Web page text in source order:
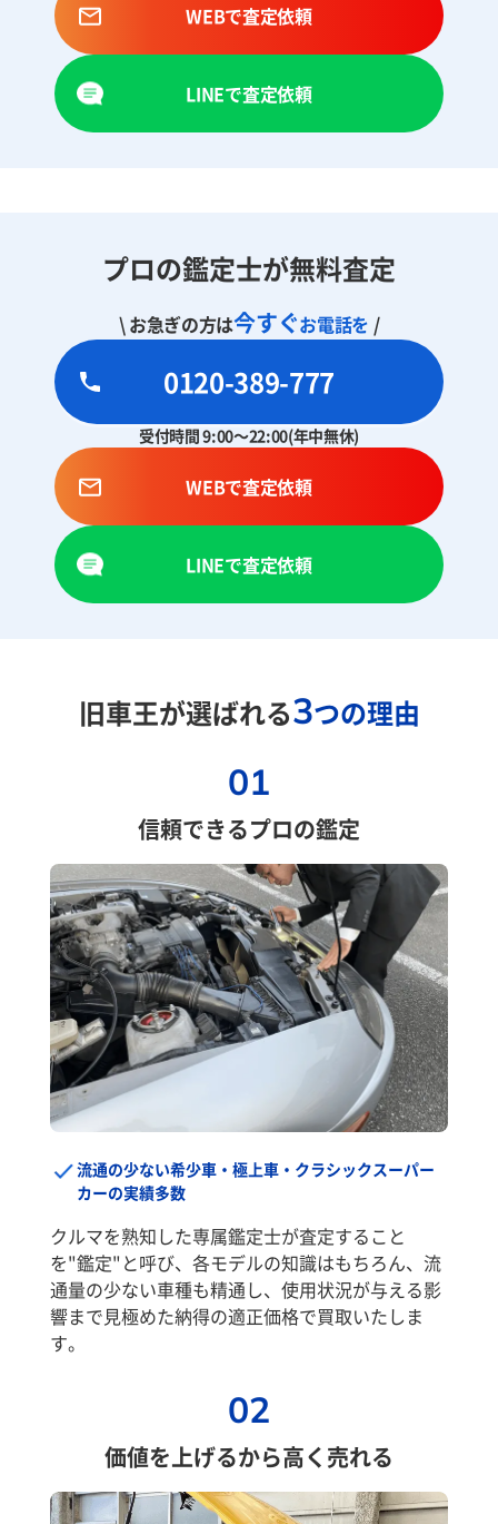
WEBで査定依頼
LINEで査定依頼
プロの鑑定士が無料査定
\ お急ぎの方は今すぐお電話を /
0120-389-777
受付時間 9:00～22:00(年中無休)
WEBで査定依頼
LINEで査定依頼
旧車王が選ばれる3つの理由
01
信頼できるプロの鑑定
流通の少ない希少車・極上車・クラシックスーパー
カーの実績多数
クルマを熟知した専属鑑定士が査定すること
を"鑑定"と呼び、各モデルの知識はもちろん、流
通量の少ない車種も精通し、使用状況が与える影
響まで見極めた納得の適正価格で買取いたしま
す。
02
価値を上げるから高く売れる